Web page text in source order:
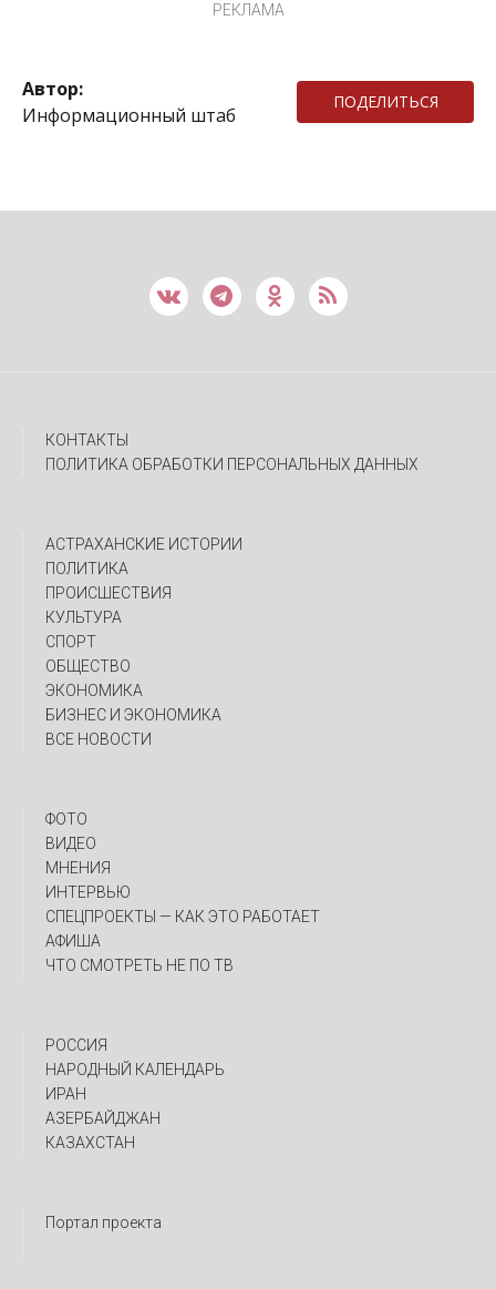
РЕКЛАМА
Автор:
Информационный штаб
ПОДЕЛИТЬСЯ
КОНТАКТЫ
ПОЛИТИКА ОБРАБОТКИ ПЕРСОНАЛЬНЫХ ДАННЫХ
АСТРАХАНСКИЕ ИСТОРИИ
ПОЛИТИКА
ПРОИСШЕСТВИЯ
КУЛЬТУРА
СПОРТ
ОБЩЕСТВО
ЭКОНОМИКА
БИЗНЕС И ЭКОНОМИКА
ВСЕ НОВОСТИ
ФОТО
ВИДЕО
МНЕНИЯ
ИНТЕРВЬЮ
CПЕЦПРОЕКТЫ — КАК ЭТО РАБОТАЕТ
АФИША
ЧТО СМОТРЕТЬ НЕ ПО ТВ
РОССИЯ
НАРОДНЫЙ КАЛЕНДАРЬ
ИРАН
АЗЕРБАЙДЖАН
КАЗАХСТАН
Портал проекта